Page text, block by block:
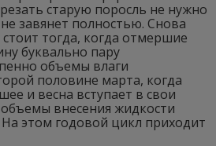
старую поросль не нужно
завянет полностью. Снова
тогда, когда отмершие
буквально пару
объемы влаги
половине марта, когда
и весна вступает в свои
внесения жидкости
этом годовой цикл приходит